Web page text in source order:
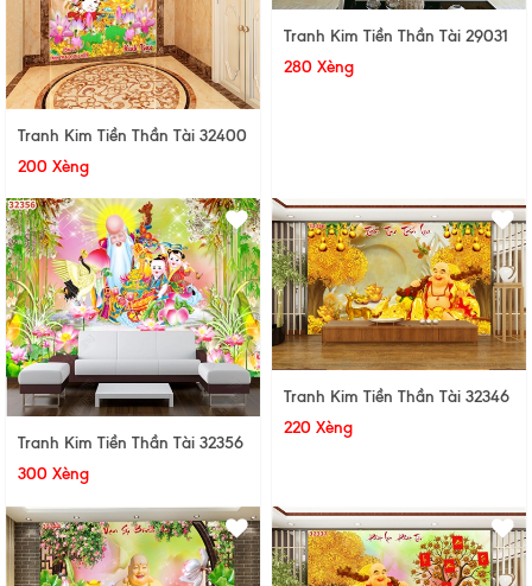
Tranh Kim Tiền Thần Tài 32400
200 Xèng
Tranh Kim Tiền Thần Tài 29031
280 Xèng
Tranh Kim Tiền Thần Tài 32356
300 Xèng
Tranh Kim Tiền Thần Tài 32346
220 Xèng